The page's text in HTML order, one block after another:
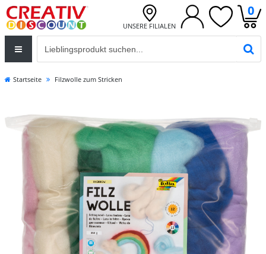
UNSERE FILIALEN
0
Startseite Filzwolle zum Stricken